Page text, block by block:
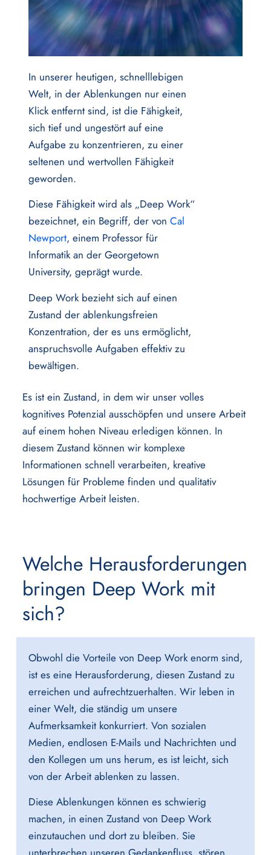
In unserer heutigen, schnelllebigen
Welt, in der Ablenkungen nur einen
Klick entfernt sind, ist die Fähigkeit,
sich tief und ungestört auf eine
Aufgabe zu konzentrieren, zu einer
seltenen und wertvollen Fähigkeit
geworden.
Diese Fähigkeit wird als „Deep Work“
bezeichnet, ein Begriff, der von Cal
Newport, einem Professor für
Informatik an der Georgetown
University, geprägt wurde.
Deep Work bezieht sich auf einen
Zustand der ablenkungsfreien
Konzentration, der es uns ermöglicht,
anspruchsvolle Aufgaben effektiv zu
bewältigen.
Es ist ein Zustand, in dem wir unser volles
kognitives Potenzial ausschöpfen und unsere Arbeit
auf einem hohen Niveau erledigen können. In
diesem Zustand können wir komplexe
Informationen schnell verarbeiten, kreative
Lösungen für Probleme finden und qualitativ
hochwertige Arbeit leisten.
Welche Herausforderungen
bringen Deep Work mit
sich?
Obwohl die Vorteile von Deep Work enorm sind,
ist es eine Herausforderung, diesen Zustand zu
erreichen und aufrechtzuerhalten. Wir leben in
einer Welt, die ständig um unsere
Aufmerksamkeit konkurriert. Von sozialen
Medien, endlosen E-Mails und Nachrichten und
den Kollegen um uns herum, es ist leicht, sich
von der Arbeit ablenken zu lassen.
Diese Ablenkungen können es schwierig
machen, in einen Zustand von Deep Work
einzutauchen und dort zu bleiben. Sie